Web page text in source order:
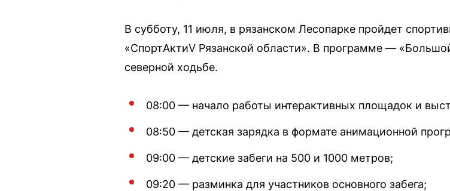
В субботу, 11 июля, в рязанском Лесопарке пройдет
«СпортАктиV Рязанской области». В программе —
северной ходьбе.
08:00 — начало работы интерактивных площадок и
08:50 — детская зарядка в формате анимационной
09:00 — детские забеги на 500 и 1000 метров;
09:20 — разминка для участников основного забега;